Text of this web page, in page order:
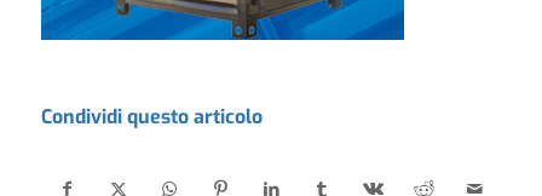
Condividi questo articolo